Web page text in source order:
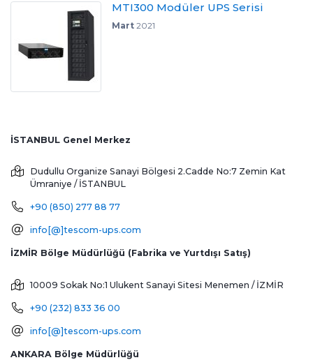
MTI300 Modüler UPS Serisi
Mart2021
İSTANBUL Genel Merkez
Dudullu Organize Sanayi Bölgesi 2.Cadde No:7 Zemin Kat
Ümraniye / İSTANBUL
+90 (850) 277 88 77
info[@]tescom-ups.com
İZMİR Bölge Müdürlüğü (Fabrika ve Yurtdışı Satış)
10009 Sokak No:1 Ulukent Sanayi Sitesi Menemen / İZMİR
+90 (232) 833 36 00
info[@]tescom-ups.com
ANKARA Bölge Müdürlüğü